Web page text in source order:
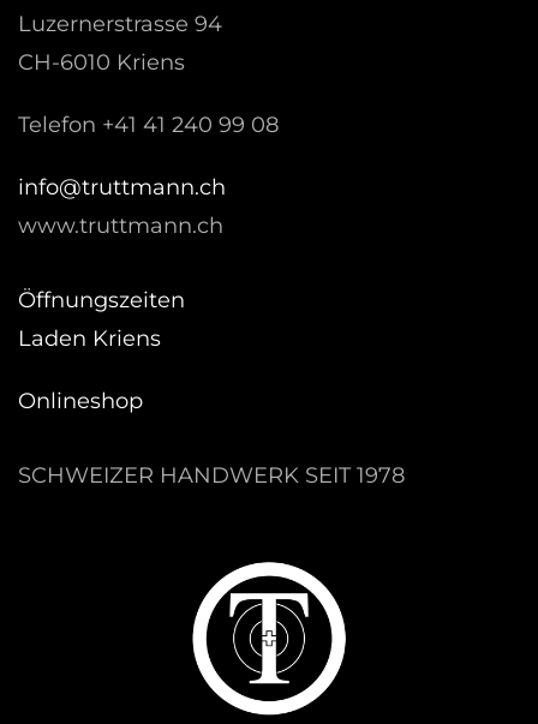
Luzernerstrasse 94
CH-6010 Kriens
Telefon +41 41 240 99 08
hc.nnamtturt@ofni
www.truttmann.ch
Öffnungszeiten
Laden Kriens
Onlineshop
SCHWEIZER HANDWERK SEIT 1978